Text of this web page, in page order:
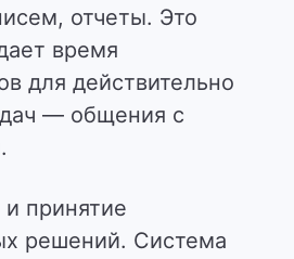
отчеты. Это
время
для действительно
— общения с
принятие
решений. Система